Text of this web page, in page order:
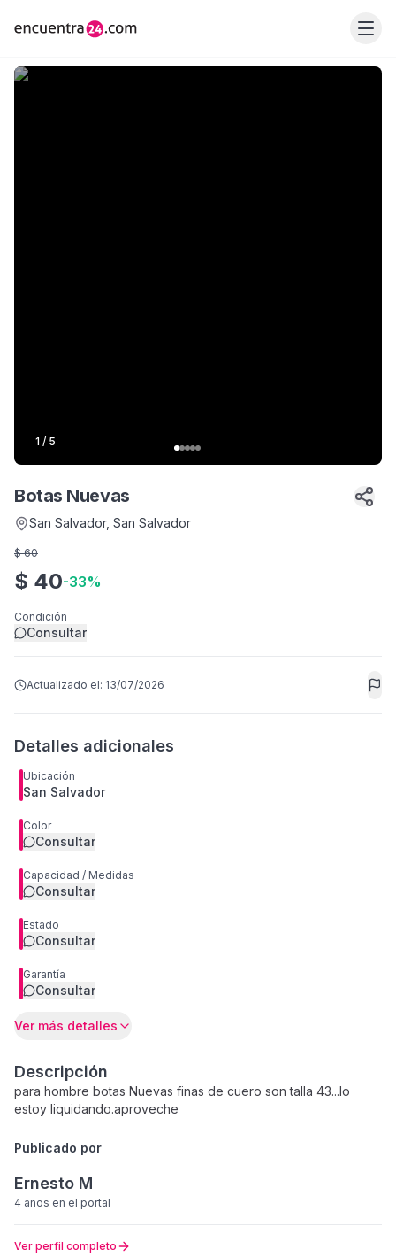
1 / 5
Botas Nuevas
San Salvador, San Salvador
$ 60
$ 40-33%
Condición
Consultar
Actualizado el: 13/07/2026
Detalles adicionales
Ubicación
San Salvador
Color
Consultar
Capacidad / Medidas
Consultar
Estado
Consultar
Garantía
Consultar
Ver más detalles
Descripción
para hombre botas Nuevas finas de cuero son talla 43...lo
estoy liquidando.aproveche
Publicado por
Ernesto M
4 años en el portal
Ver perfil completo